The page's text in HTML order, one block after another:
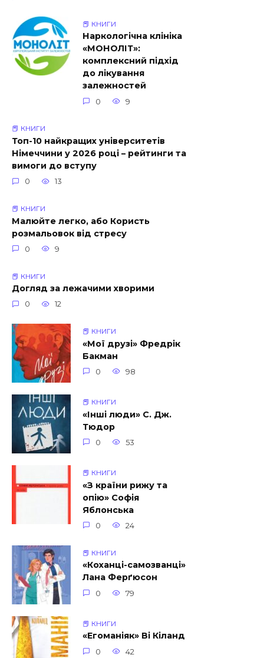
📕 КНИГИ
Наркологічна клініка
«МОНОЛІТ»:
комплексний підхід
до лікування
залежностей
0 9
📕 КНИГИ
Топ-10 найкращих університетів
Німеччини у 2026 році – рейтинги та
вимоги до вступу
0 13
📕 КНИГИ
Малюйте легко, або Користь
розмальовок від стресу
0 9
📕 КНИГИ
Догляд за лежачими хворими
0 12
📕 КНИГИ
«Мої друзі» Фредрік
Бакман
0 98
📕 КНИГИ
«Інші люди» С. Дж.
Тюдор
0 53
📕 КНИГИ
«З країни рижу та
опію» Софія
Яблонська
0 24
📕 КНИГИ
«Коханці-самозванці»
Лана Ферґюсон
0 79
📕 КНИГИ
«Егоманіяк» Ві Кіланд
0 42